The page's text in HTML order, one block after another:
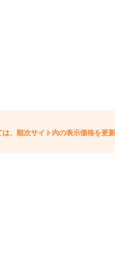
、順次サイト内の表示価格を更新